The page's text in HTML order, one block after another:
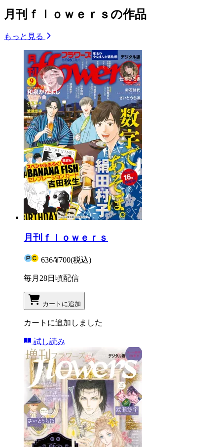
月刊ｆｌｏｗｅｒｓの作品
もっと見る
月刊ｆｌｏｗｅｒｓ
636/¥700(税込)
毎月28日頃配信
カートに追加
カートに追加しました
試し読み